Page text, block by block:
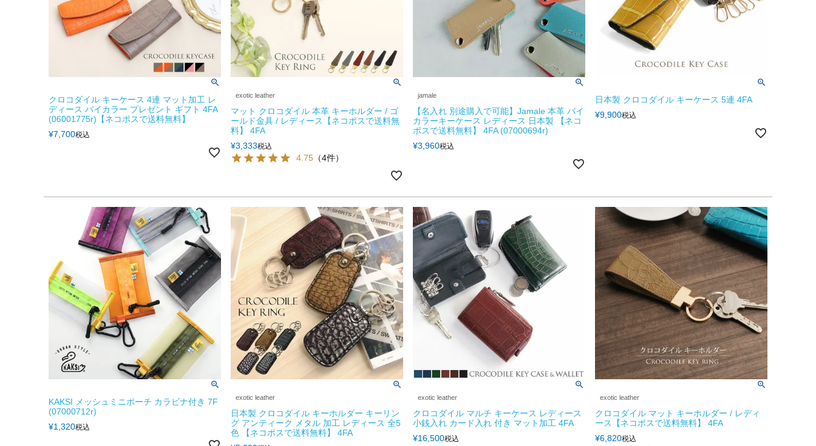
クロコダイル キーケース 4連 マット加工 レ
ディース バイカラー プレゼント ギフト 4FA
(06001775r)【ネコポスで送料無料】
¥7,700税込
exotic leather
マット クロコダイル 本革 キーホルダー / ゴ
ールド金具 / レディース【ネコポスで送料無
料】 4FA
¥3,333税込
4.75 （4件）
jamale
【名入れ 別途購入で可能】Jamale 本革 バイ
カラーキーケース レディース 日本製 【ネコ
ポスで送料無料】 4FA (07000694r)
¥3,960税込
日本製 クロコダイル キーケース 5連 4FA
¥9,900税込
KAKSI メッシュミニポーチ カラビナ付き 7F
(07000712r)
¥1,320税込
exotic leather
日本製 クロコダイル キーホルダー キーリン
グ アンティーク メタル 加工 レディース 全5
色 【ネコポスで送料無料】 4FA
exotic leather
クロコダイル マルチ キーケース レディース
小銭入れ カード入れ 付き マット加工 4FA
¥16,500税込
exotic leather
クロコダイル マット キーホルダー / レディ
ース【ネコポスで送料無料】 4FA
¥6,820税込